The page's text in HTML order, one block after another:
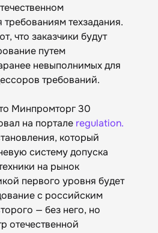
техзадания.
что заказчики будут
путем
невыполнимых для
требований.
Минпромторг 30
на портале regulation.
который
систему допуска
на рынок
первого уровня будет
с российским
— без него, но
отечественной